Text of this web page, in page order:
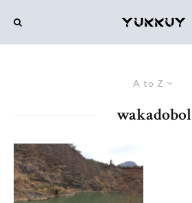
A to Z
wakadobol